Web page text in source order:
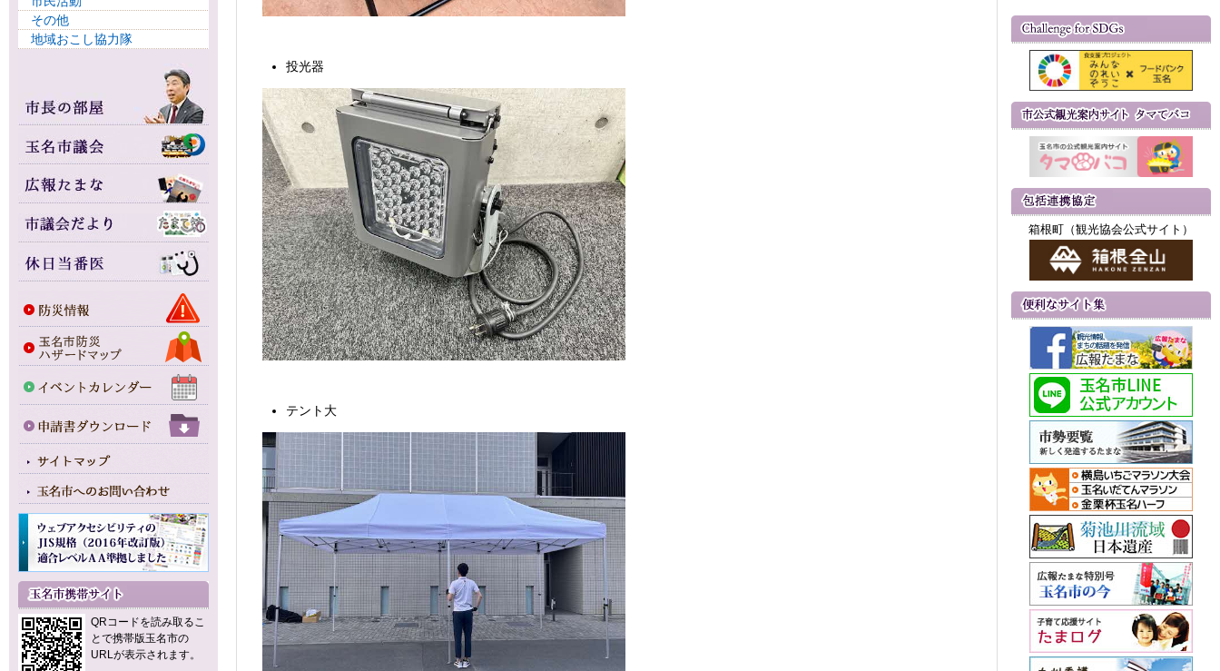
その他
地域おこし協力隊
QRコードを読み取るこ
とで携帯版玉名市の
URLが表示されます。
投光器
テント大
箱根町（観光協会公式サイト）